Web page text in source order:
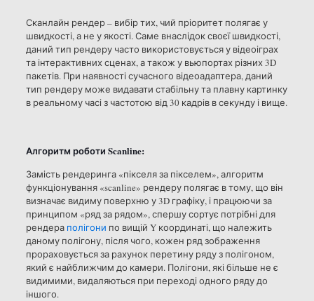
Сканлайн рендер – вибір тих, чий пріоритет полягає у
швидкості, а не у якості. Саме внаслідок своєї швидкості,
даний тип рендеру часто використовується у відеоіграх
та інтерактивних сценах, а також у вьюпортах різних 3D
пакетів. При наявності сучасного відеоадаптера, даний
тип рендеру може видавати стабільну та плавну картинку
в реальному часі з частотою від 30 кадрів в секунду і вище.
Алгоритм роботи Scanline:
Замість рендеринга «пікселя за пікселем», алгоритм
функціонування «scanline» рендеру полягає в тому, що він
визначає видиму поверхню у 3D графіку, і працюючи за
принципом «ряд за рядом», спершу сортує потрібні для
рендера полігони по вищій Y координаті, що належить
даному полігону, після чого, кожен ряд зображення
прораховується за рахунок перетину ряду з полігоном,
який є найближчим до камери. Полігони, які більше не є
видимими, видаляються при переході одного ряду до
іншого.